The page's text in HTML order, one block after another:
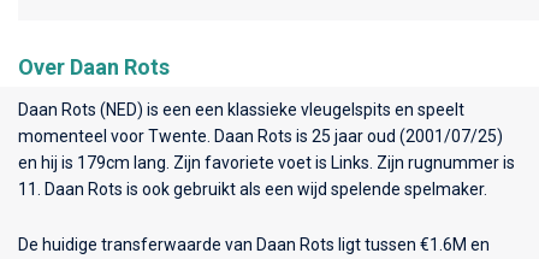
Over Daan Rots
Daan Rots (NED) is een een klassieke vleugelspits en speelt
momenteel voorTwente . Daan Rots is 25 jaar oud (2001/07/25)
en hij is 179cm lang. Zijn favoriete voet is Links. Zijn rugnummer is
11. Daan Rots is ook gebruikt als een wijd spelende spelmaker.
De huidige transferwaarde van Daan Rots ligt tussen €1.6M en